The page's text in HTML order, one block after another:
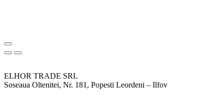
ELHOR TRADE SRL
Soseaua Oltenitei, Nr. 181, Popesti Leordeni – Ilfov